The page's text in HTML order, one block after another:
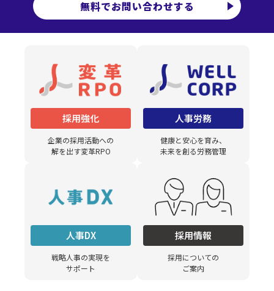
無料でお問い合わせする
採用強化
企業の採用活動への
解を出す変革RPO
人事労務
健康と安心を育み、
未来を創る労務管理
人事DX
戦略人事の実現を
サポート
採用情報
採用についての
ご案内
か。大きな危機感がありました。何とかして採用機能を
外資系IT企業の出身だったのですが、その企業の採用活
動全体をアウトソーシングしていた先がレジェンダだっ
たんです。厳しく成果が求められる環境で、長年それに
応えていたことを知っていましたから」
また選定のポイントとして、次のような理由を挙げてい
「単純に調整業務をお願いしようと思ったら、派遣スタ
ッフや業務委託でもよかった。でも、採用活動の“全
体”についてアドバイスしてくれて、戦略づくりにも貢献
してくれるパートナーが必要だと思っていました。当時
はどの業務をお願いすべきかの整理もままならない状態
でしたので、“まずは最初の3ヶ月を走りながら、次の3